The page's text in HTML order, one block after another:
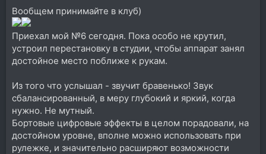
Вообщем принимайте в клуб)
Приехал мой №6 сегодня. Пока особо не крутил,
устроил перестановку в студии, чтобы аппарат занял
достойное место поближе к рукам.
Из того что услышал - звучит бравенько! Звук
сбалансированный, в меру глубокий и яркий, когда
нужно. Не мутный.
Бортовые цифровые эффекты в целом порадовали, на
достойном уровне, вполне можно использовать при
рулежке, и значительно расширяют возможности